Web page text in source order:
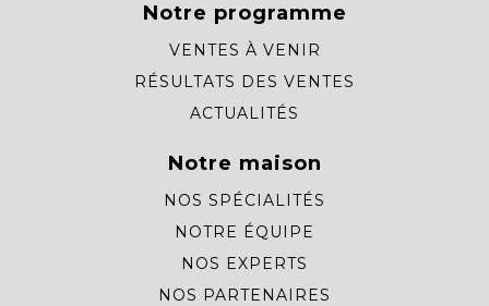
Notre programme
VENTES À VENIR
RÉSULTATS DES VENTES
ACTUALITÉS
Notre maison
NOS SPÉCIALITÉS
NOTRE ÉQUIPE
NOS EXPERTS
NOS PARTENAIRES